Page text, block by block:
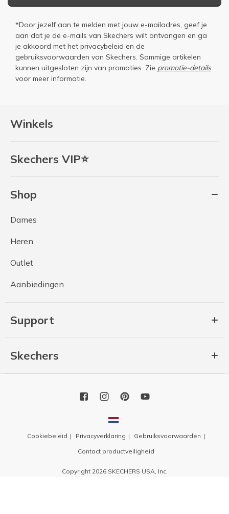
Winkels
Skechers VIP⭐
Shop
Dames
Heren
Outlet
Aanbiedingen
Support
Skechers
*Door jezelf aan te melden met jouw e-mailadres, geef je
aan dat je de e-mails van Skechers wilt ontvangen en ga
je akkoord met het privacybeleid en de
gebruiksvoorwaarden van Skechers. Sommige artikelen
kunnen uitgesloten zijn van promoties. Zie promotie-details
voor meer informatie.
Cookiebeleid Privacyverklaring
Gebruiksvoorwaarden
Contact productveiligheid
Copyright 2026 SKECHERS USA, Inc.